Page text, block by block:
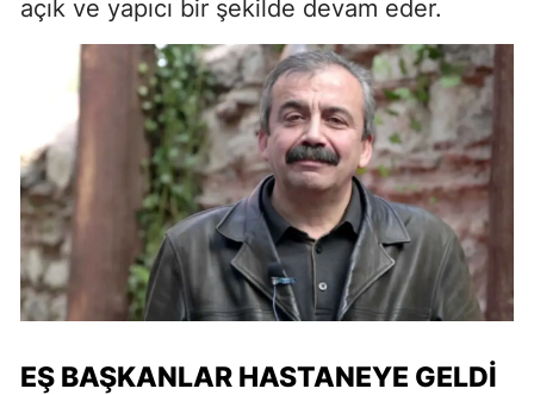
açık ve yapıcı bir şekilde devam eder.
EŞ BAŞKANLAR HASTANEYE GELDI